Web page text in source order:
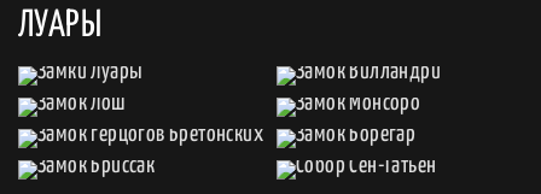
ЛУАРЫ